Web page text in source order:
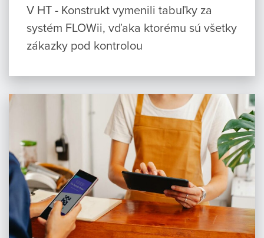
V HT - Konstrukt vymenili tabuľky za
systém FLOWii, vďaka ktorému sú všetky
zákazky pod kontrolou